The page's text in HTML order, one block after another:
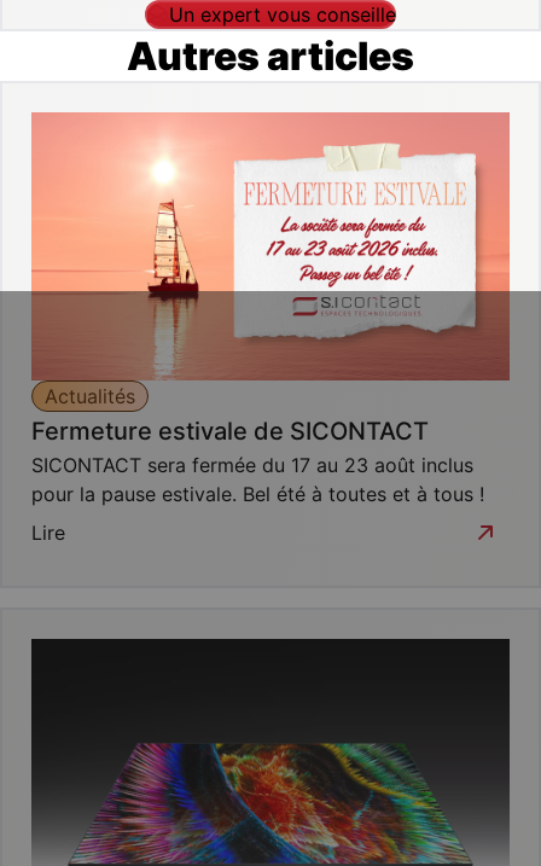
Un expert vous conseille
Autres articles
Actualités
Fermeture estivale de SICONTACT
SICONTACT sera fermée du 17 au 23 août inclus
pour la pause estivale. Bel été à toutes et à tous !
Lire